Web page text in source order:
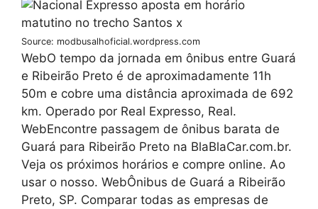
Source: modbusalhoficial.wordpress.com
WebO tempo da jornada em ônibus entre Guará
e Ribeirão Preto é de aproximadamente 11h
50m e cobre uma distância aproximada de 692
km. Operado por Real Expresso, Real.
WebEncontre passagem de ônibus barata de
Guará para Ribeirão Preto na BlaBlaCar.com.br.
Veja os próximos horários e compre online. Ao
usar o nosso. WebÔnibus de Guará a Ribeirão
Preto, SP. Comparar todas as empresas de